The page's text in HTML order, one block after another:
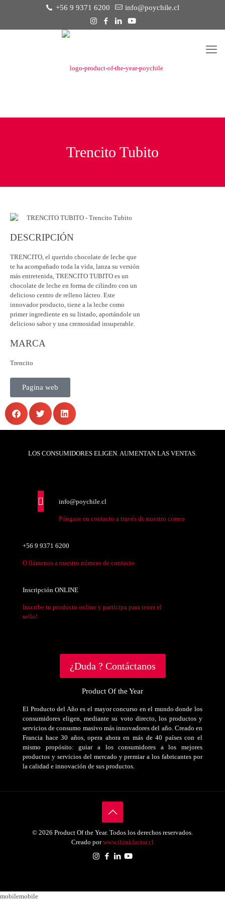
+56 9 9371 6200 info@poychile.cl
Trencito Tubito
DESCRIPCIÓN
TRENCITO, el querido chocolate de leche que
te ha acompañado toda la vida, lanza su versión
más entretenida, TRENCITO TUBITO es un
chocolate de leche en forma de cilindro con un
delicioso centro de relleno lácteo. Este
innovador producto, tiene a la leche como
primer ingrediente en su listado, aportándole un
delicioso sabor y una cremosidad insuperable.
MARCA
Trencito
Pagina web
LOS CONSUMIDORES ELIGEN. AUMENTAN LAS VENTAS.
info@poychile.cl
Póngase en contacto a través de nuestro correo
+56 9 9371 6200
O llámenos a nuestro número de contacto
Inscripción ONLINE
Inscribe tu producto online y participa para tener el
sello!
¿Duda ? Contáctanos
Product Of the Year
El Producto del Año es el mayor concurso en el mundo donde los
consumidores eligen, mediante su voto directo, los productos y
servicios de consumo masivo más innovadores del año. Creado en
Francia hace 30 años, opera ahora en más de 40 países con el
mismo propósito: guiar a los consumidores a los mejores
productos y servicios del mercado y premiar a los fabricantes por
la calidad e innovación de sus productos.
© 2026 Product Of the Year. Todos los derechos reservados.
Creado porwww.thinkfactor.cl